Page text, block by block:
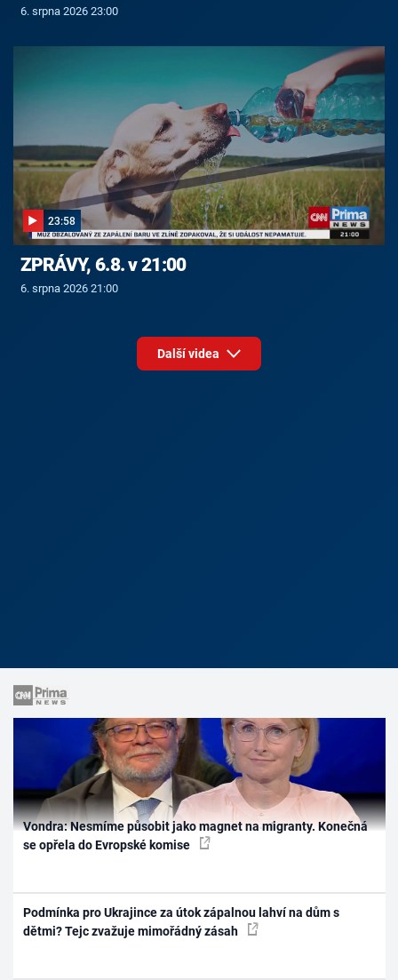
6. srpna 2026 23:00
23:58
ZPRÁVY, 6.8. v 21:00
6. srpna 2026 21:00
Další videa
Vondra: Nesmíme působit jako magnet na migranty. Konečná
se opřela do Evropské komise
Podmínka pro Ukrajince za útok zápalnou lahví na dům s
dětmi? Tejc zvažuje mimořádný zásah